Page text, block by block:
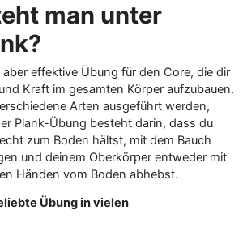
man unter
aber effektive Übung für den Core, die dir
Kraft im gesamten Körper aufzubauen.
Arten ausgeführt werden,
Plank-Übung besteht darin, dass du
zum Boden hältst, mit dem Bauch
und deinem Oberkörper entweder mit
Händen vom Boden abhebst.
Übung in vielen